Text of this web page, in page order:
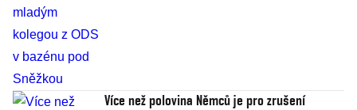
Více než polovina Němců je pro zrušení